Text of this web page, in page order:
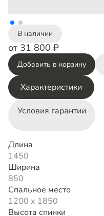
В наличии
от 31 800 ₽
Добавить в корзину
Характеристики
Условия гарантии
Длина
1450
Ширина
850
Спальное место
1200 х 1850
Высота спинки